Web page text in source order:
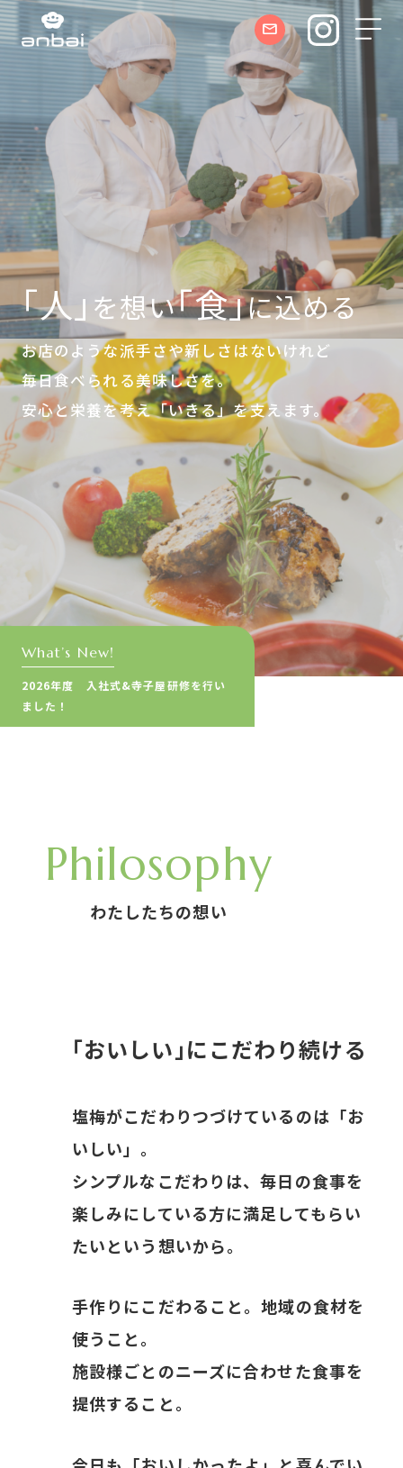
｢人｣ を想い｢食｣に込める
お店のような派手さや新しさはないけれど
毎日食べられる美味しさを。
安心と栄養を考え「いきる」を支えます。
What’s New!
2026年度 入社式&寺子屋研修を行い
ました！
Philosophy
わたしたちの想い
｢おいしい｣にこだわり続ける
塩梅がこだわりつづけているのは「お
いしい」。
シンプルなこだわりは、毎日の食事を
楽しみにしている方に満足してもらい
たいという想いから。
手作りにこだわること。地域の食材を
使うこと。
施設様ごとのニーズに合わせた食事を
提供すること。